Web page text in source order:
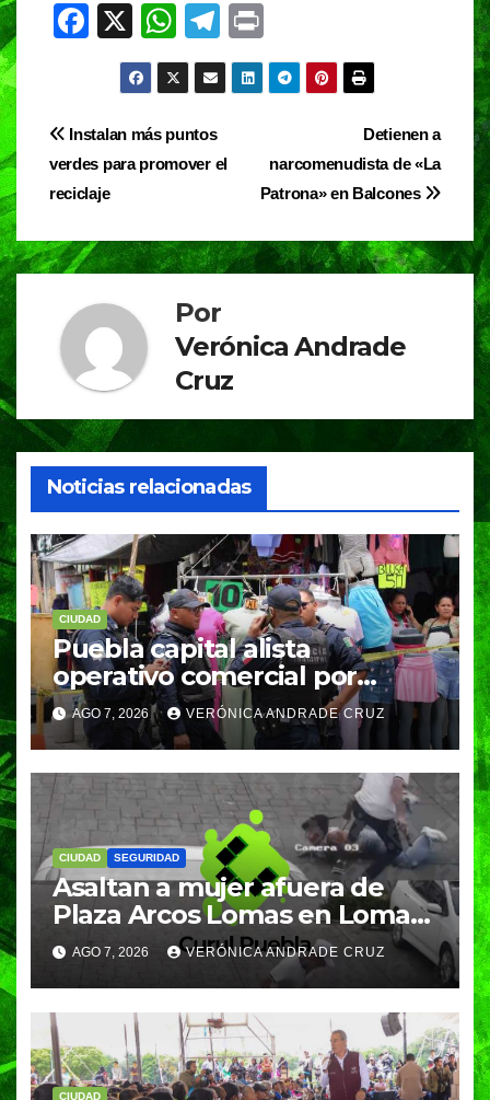
F
e
b
o
o
k
X
W
h
at
s
A
p
T
el
e
a
in
t
Navegación
de
entradas
Detienen a
narcomenudista de «La
Patrona» en Balcones
Instalan más puntos
verdes para promover el
reciclaje
Por
Verónica Andrade
Cruz
Noticias relacionadas
CIUDAD
Puebla capital alista
operativo comercial por
fiestas patrias y regreso a
clases
AGO 7, 2026 VERÓNICA ANDRADE CRUZ
CIUDAD SEGURIDAD
Asaltan a mujer afuera de
Plaza Arcos Lomas en Lomas
de Angelópolis; delincuentes
huyeron en auto
AGO 7, 2026 VERÓNICA ANDRADE CRUZ
CIUDAD